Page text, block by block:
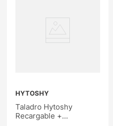
HYTOSHY
Taladro Hytoshy
Recargable +